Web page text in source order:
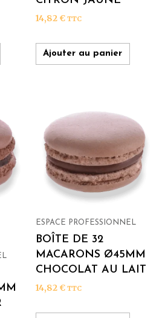
14,82 € TTC
Ajouter au panier
ESPACE PROFESSIONNEL
BOÎTE DE 32
MACARONS Ø45MM
CHOCOLAT AU LAIT
14,82 € TTC